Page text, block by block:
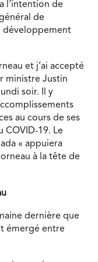
l’intention de
de
développement
et j’ai accepté
ministre Justin
soir. Il y
au cours de ses
COVID-19. Le
« appuiera
à la tête de
dernière que
émergé entre